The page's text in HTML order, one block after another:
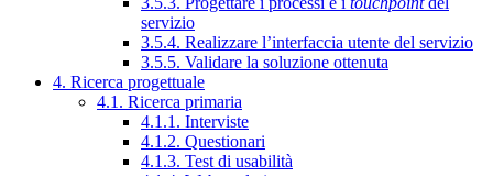
servizio
3.5.4. Realizzare l’interfaccia utente del servizio
3.5.5. Validare la soluzione ottenuta
4. Ricerca progettuale
4.1. Ricerca primaria
4.1.1. Interviste
4.1.2. Questionari
4.1.3. Test di usabilità